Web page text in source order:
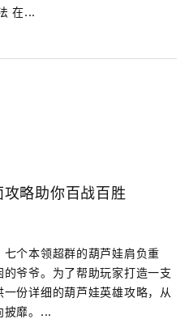
在...
略助你百战百胜
个本领超群的葫芦娃肩负重
爷爷。为了帮助玩家打造一支
份详细的葫芦娃英雄攻略，从
披靡。...